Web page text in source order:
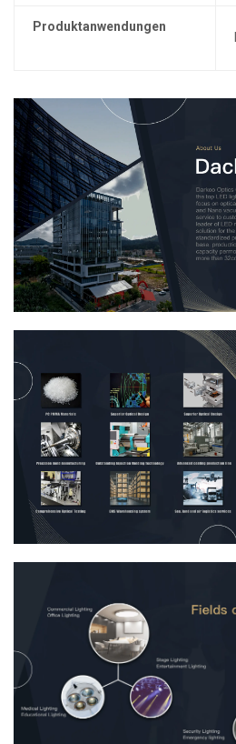
Produktanwendungen